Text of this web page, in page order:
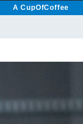
A CupOfCoffee